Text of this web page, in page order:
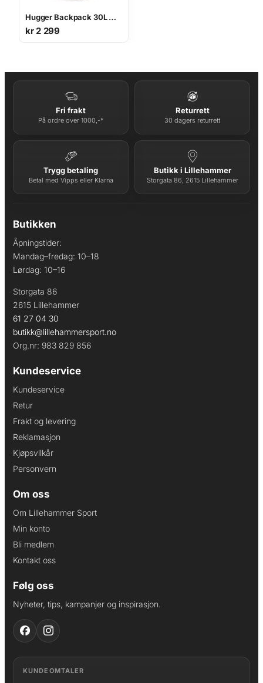
Hugger Backpack 30L AFFOGATO BROWN
kr2 299
Fri frakt
På ordre over 1000,-*
Returrett
30 dagers returrett
Trygg betaling
Betal med Vipps eller Klarna
Butikk i Lillehammer
Storgata 86, 2615 Lillehammer
Butikken
Åpningstider:
Mandag–fredag: 10–18
Lørdag: 10–16
Storgata 86
2615 Lillehammer
61 27 04 30
butikk@lillehammersport.no
Org.nr: 983 829 856
Kundeservice
Kundeservice
Retur
Frakt og levering
Reklamasjon
Kjøpsvilkår
Personvern
Om oss
Om Lillehammer Sport
Min konto
Bli medlem
Kontakt oss
Følg oss
Nyheter, tips, kampanjer og inspirasjon.
KUNDEOMTALER